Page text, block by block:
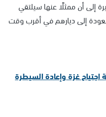
إلى أن ممثلًا عنها سيلتقي
إلى ديارهم في أقرب وقت
اجتياح غزة وإعادة السيطرة